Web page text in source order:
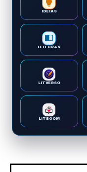
IDEIAS
LEITURAS
LITVERSO
LITBOOM